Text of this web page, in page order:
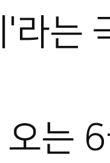
라는
오는